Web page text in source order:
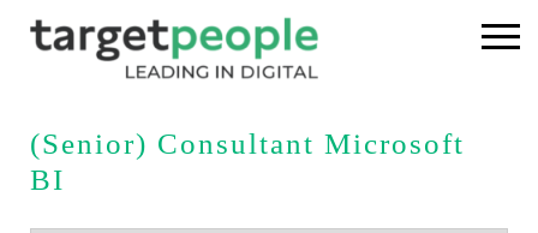
Home
(Senior) Consultant Microsoft
BI